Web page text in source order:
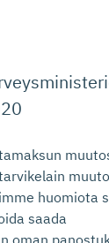
huomiota
saada
oman